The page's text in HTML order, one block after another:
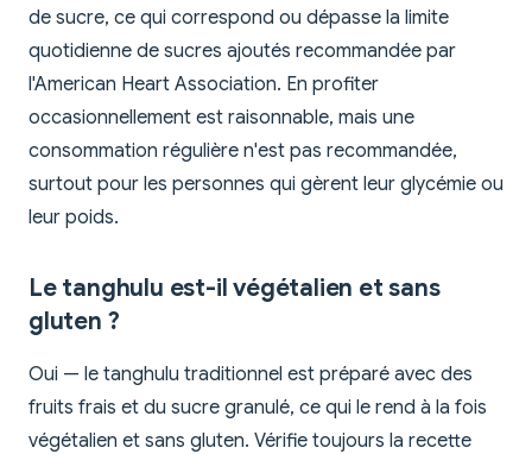
de sucre, ce qui correspond ou dépasse la limite
quotidienne de sucres ajoutés recommandée par
l'American Heart Association. En profiter
occasionnellement est raisonnable, mais une
consommation régulière n'est pas recommandée,
surtout pour les personnes qui gèrent leur glycémie ou
leur poids.
Le tanghulu est-il végétalien et sans
gluten ?
Oui — le tanghulu traditionnel est préparé avec des
fruits frais et du sucre granulé, ce qui le rend à la fois
végétalien et sans gluten. Vérifie toujours la recette